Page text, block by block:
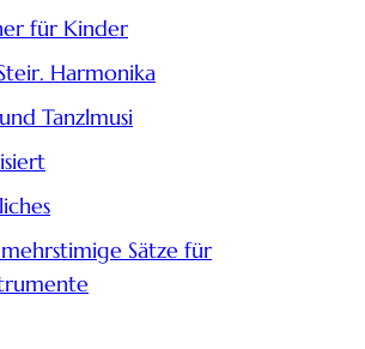
für Kinder
Harmonika
Tanzlmusi
Sätze für